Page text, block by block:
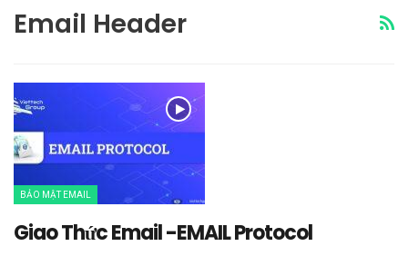
Email Header
BẢO MẬT EMAIL
Giao Thức Email -EMAIL Protocol